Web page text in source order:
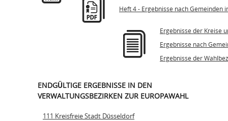
Heft 4 - Ergebnisse nach Gemeinden
Ergebnisse der Kreise
Ergebnisse nach
Ergebnisse der
ENDGÜLTIGE ERGEBNISSE IN DEN
VERWALTUNGSBEZIRKEN ZUR EUROPAWAHL
111 Kreisfreie Stadt Düsseldorf